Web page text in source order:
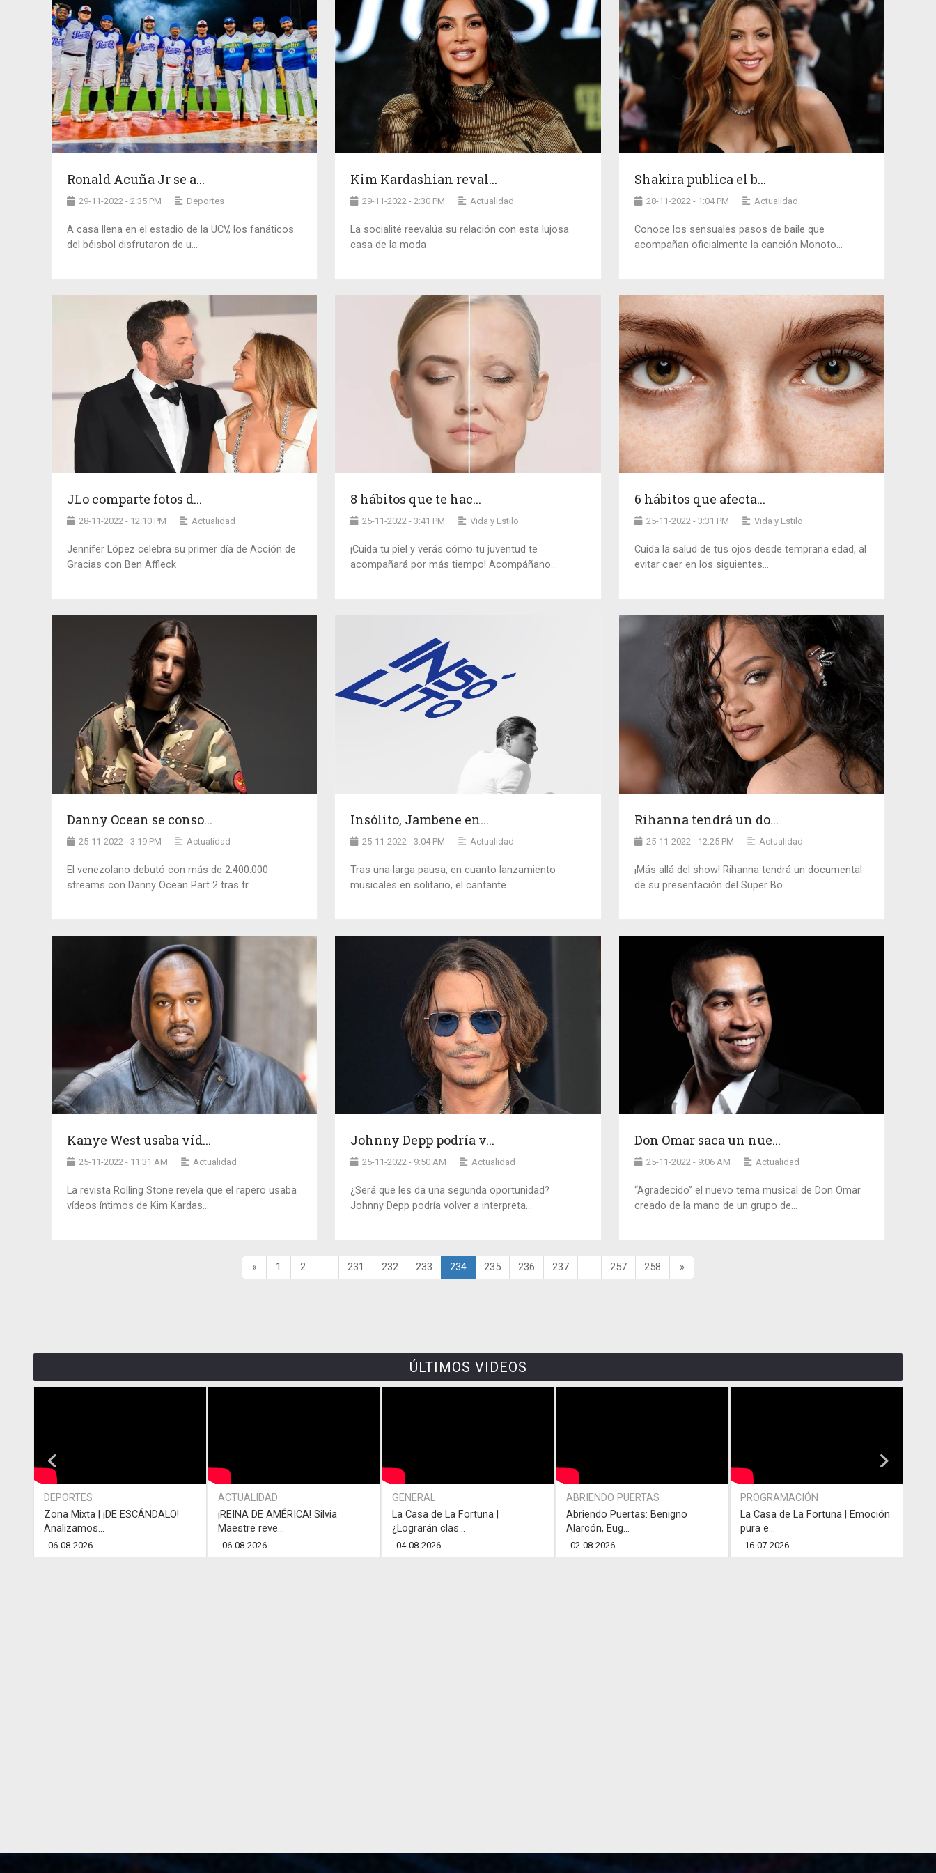
Ronald Acuña Jr se a...
29-11-2022 - 2:35 PM Deportes
A casa llena en el estadio de la UCV, los fanáticos
del béisbol disfrutaron de u...
Kim Kardashian reval...
29-11-2022 - 2:30 PM Actualidad
La socialité reevalúa su relación con esta lujosa
casa de la moda
Shakira publica el b...
28-11-2022 - 1:04 PM Actualidad
Conoce los sensuales pasos de baile que
acompañan oficialmente la canción Monoto...
JLo comparte fotos d...
28-11-2022 - 12:10 PM Actualidad
Jennifer López celebra su primer día de Acción de
Gracias con Ben Affleck
8 hábitos que te hac...
25-11-2022 - 3:41 PM Vida y Estilo
¡Cuida tu piel y verás cómo tu juventud te
acompañará por más tiempo! Acompáñano...
6 hábitos que afecta...
25-11-2022 - 3:31 PM Vida y Estilo
Cuida la salud de tus ojos desde temprana edad, al
evitar caer en los siguientes...
Danny Ocean se conso...
25-11-2022 - 3:19 PM Actualidad
El venezolano debutó con más de 2.400.000
streams con Danny Ocean Part 2 tras tr...
Insólito, Jambene en...
25-11-2022 - 3:04 PM Actualidad
Tras una larga pausa, en cuanto lanzamiento
musicales en solitario, el cantante...
Rihanna tendrá un do...
25-11-2022 - 12:25 PM Actualidad
¡Más allá del show! Rihanna tendrá un documental
de su presentación del Super Bo...
Kanye West usaba víd...
25-11-2022 - 11:31 AM Actualidad
La revista Rolling Stone revela que el rapero usaba
vídeos íntimos de Kim Kardas...
Johnny Depp podría v...
25-11-2022 - 9:50 AM Actualidad
¿Será que les da una segunda oportunidad?
Johnny Depp podría volver a interpreta...
Don Omar saca un nue...
25-11-2022 - 9:06 AM Actualidad
“Agradecido” el nuevo tema musical de Don Omar
creado de la mano de un grupo de...
« 1 2 ... 231 232 233 234 235 236 237 ... 257 258 »
ÚLTIMOS VIDEOS
DEPORTES
Zona Mixta | ¡DE ESCÁNDALO!
Analizamos...
06-08-2026
ACTUALIDAD
¡REINA DE AMÉRICA! Silvia
Maestre reve...
06-08-2026
GENERAL
La Casa de La Fortuna |
¿Lograrán clas...
04-08-2026
ABRIENDO PUERTAS
Abriendo Puertas: Benigno
Alarcón, Eug...
02-08-2026
PROGRAMACIÓN
La Casa de La Fortuna | Emoción
pura e...
16-07-2026